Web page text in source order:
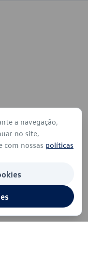
a navegação,
no site,
com nossas políticas